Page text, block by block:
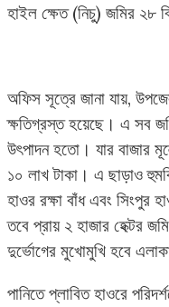
হাইল ক্ষেত (নিচু) জমির ২৮
অফিস সূত্রে জানা যায়,
ক্ষতিগ্রস্ত হয়েছে। এ সব
উৎপাদন হতো। যার বাজার
১০ লাখ টাকা। এ ছাড়াও
হাওর রক্ষা বাঁধ এবং সিংপুর
তবে প্রায় ২ হাজার হেক্টর
দুর্ভোগের মুখোমুখি হবে
পানিতে প্লাবিত হাওরে